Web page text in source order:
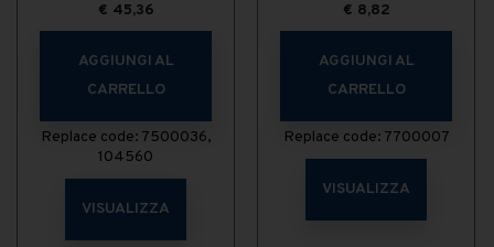
€ 45,36
AGGIUNGI AL
CARRELLO
Replace code: 7500036,
104560
VISUALIZZA
€ 8,82
AGGIUNGI AL
CARRELLO
Replace code: 7700007
VISUALIZZA